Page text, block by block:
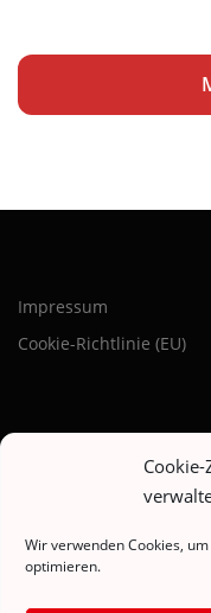
Wir verwenden Cookies,
optimieren.
Impressum
Cookie-Richtlinie (EU)